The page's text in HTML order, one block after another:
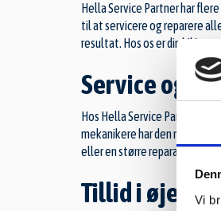
Vi
Hella Service Partner har
til at servicere og reparere
resultat. Hos os er din bil i
Service og
Hos Hella Service Partner
mekanikere har den
eller en større reparation,
Tillid i